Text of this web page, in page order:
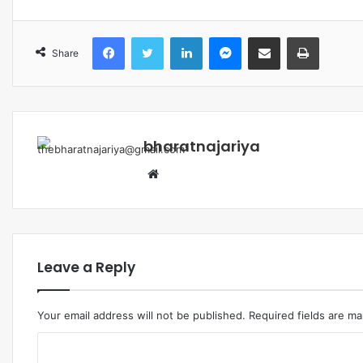
Share
bharatnajariya
Leave a Reply
Your email address will not be published. Required fields are